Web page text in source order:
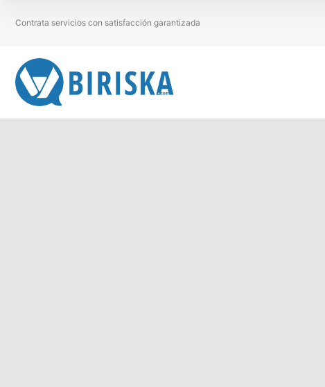
Contrata servicios con satisfacción garantizada